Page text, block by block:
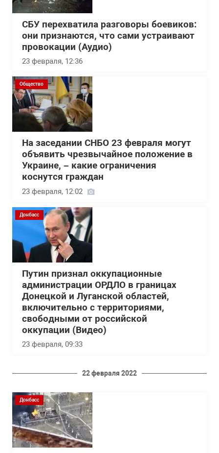
СБУ перехватила разговоры боевиков:
они признаются, что сами устраивают
провокации (Аудио)
23 февраля, 12:36
Общество
На заседании СНБО 23 февраля могут
объявить чрезвычайное положение в
Украине, – какие ограничения
коснутся граждан
23 февраля, 12:02
Донбасс
Путин признал оккупационные
администрации ОРДЛО в границах
Донецкой и Луганской областей,
включительно с территориями,
свободными от российской
оккупации (Видео)
23 февраля, 09:33
22 февраля 2022
Донбасс